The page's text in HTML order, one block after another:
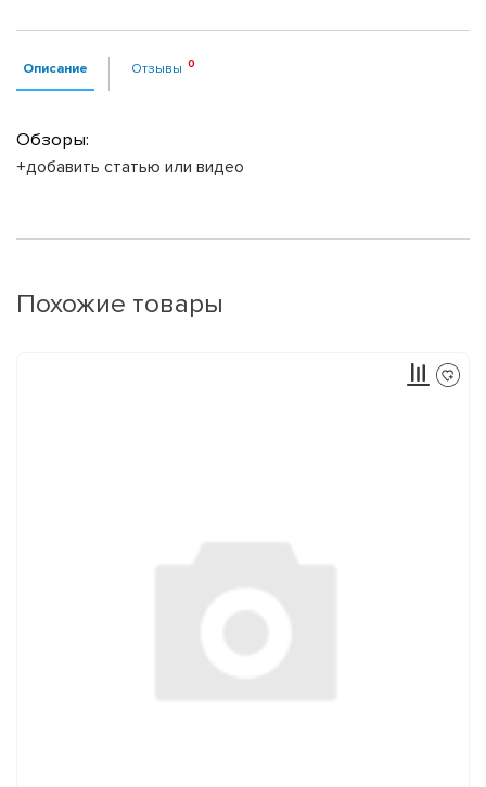
Описание Отзывы
Обзоры:
+добавить статью или видео
Похожие товары